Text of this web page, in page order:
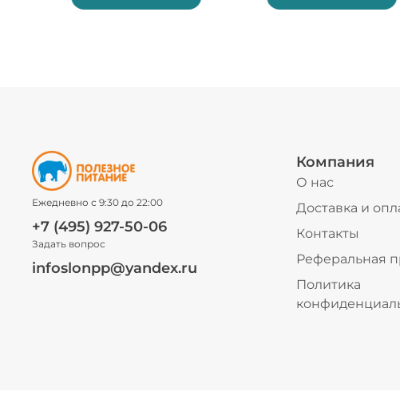
Ежедневно с 9:30 до 22:00
+7 (495) 927-50-06
Задать вопрос
infoslonpp@yandex.ru
Компания
О нас
Доставка и
Контакты
Реферальная
Политика